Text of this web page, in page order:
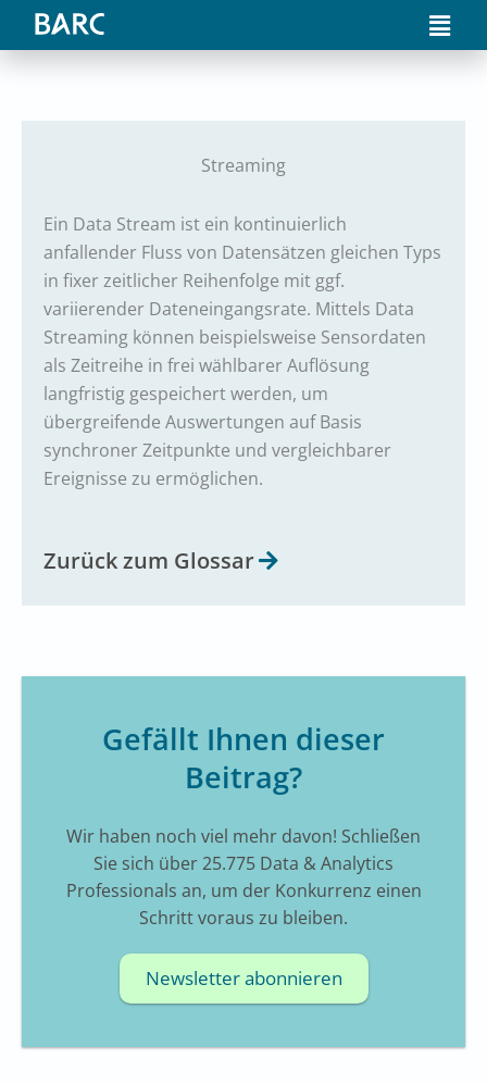
Zum
Inhalt
Main
Streaming
Ein Data Stream ist ein kontinuierlich
anfallender Fluss von Datensätzen gleichen Typs
in fixer zeitlicher Reihenfolge mit ggf.
variierender Dateneingangsrate. Mittels Data
Streaming können beispielsweise Sensordaten
als Zeitreihe in frei wählbarer Auflösung
langfristig gespeichert werden, um
übergreifende Auswertungen auf Basis
synchroner Zeitpunkte und vergleichbarer
Ereignisse zu ermöglichen.
Zurück zum Glossar
Gefällt Ihnen dieser
Beitrag?
Wir haben noch viel mehr davon! Schließen
Sie sich über 25.775 Data & Analytics
Professionals an, um der Konkurrenz einen
Schritt voraus zu bleiben.
Newsletter abonnieren